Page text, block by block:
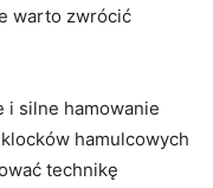
warto zwrócić
i silne hamowanie
hamulcowych
technikę